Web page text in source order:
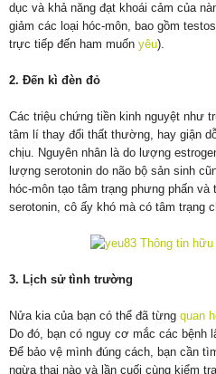
dục và khả năng đạt khoái cảm của
giảm các loại hóc-môn, bao gồm
trực tiếp đến ham muốn yêu).
2. Đến kì đèn đỏ
Các triệu chứng tiền kinh nguyệt như
tâm lí thay đổi thất thường, hay giận
chịu. Nguyên nhân là do lượng
lượng serotonin do não bộ sản sinh
hóc-môn tạo tâm trạng phưng phấn
serotonin, cô ấy khó mà có tâm trạng
3. Lịch sử tình trường
Nửa kia của bạn có thể đã từng quan
Do đó, bạn có nguy cơ mắc các
Để bảo vệ mình đúng cách, bạn cần
ngừa thai nào và lần cuối cùng kiểm